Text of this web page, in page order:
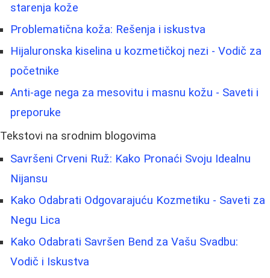
starenja kože
Problematična koža: Rešenja i iskustva
Hijaluronska kiselina u kozmetičkoj nezi - Vodič za
početnike
Anti-age nega za mesovitu i masnu kožu - Saveti i
preporuke
Tekstovi na srodnim blogovima
Savršeni Crveni Ruž: Kako Pronaći Svoju Idealnu
Nijansu
Kako Odabrati Odgovarajuću Kozmetiku - Saveti za
Negu Lica
Kako Odabrati Savršen Bend za Vašu Svadbu:
Vodič i Iskustva